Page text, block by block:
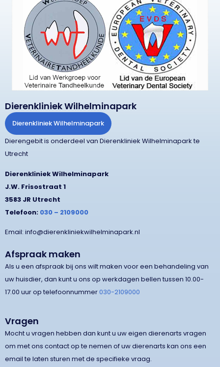
Dierenkliniek Wilhelminapark
Dierenkliniek Wilhelminapark
Dierengebit is onderdeel van Dierenkliniek Wilhelminapark te
Utrecht
Dierenkliniek Wilhelminapark
J.W. Frisostraat 1
3583 JR Utrecht
Telefoon: 030 – 2109000
Email: info@dierenkliniekwilhelminapark.nl
Afspraak maken
Als u een afspraak bij ons wilt maken voor een behandeling van
uw huisdier, dan kunt u ons op werkdagen bellen tussen 10.00-
17.00 uur op telefoonnummer030-2109000
Vragen
Mocht u vragen hebben dan kunt u uw eigen dierenarts vragen
om met ons contact op te nemen of uw dierenarts kan ons een
email te laten sturen met de specifieke vraag.